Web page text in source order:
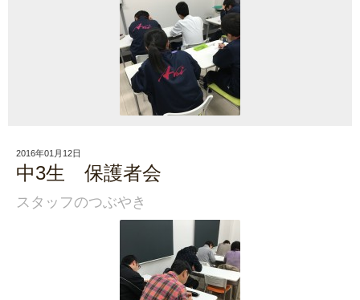
2016年01月12日
中3生 保護者会
スタッフのつぶやき